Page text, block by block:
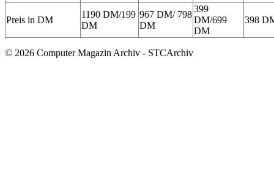
Preis in DM
1190 DM/199
DM
967 DM/ 798
DM
399
DM/699
DM
398
© 2026 Computer Magazin Archiv - STCArchiv